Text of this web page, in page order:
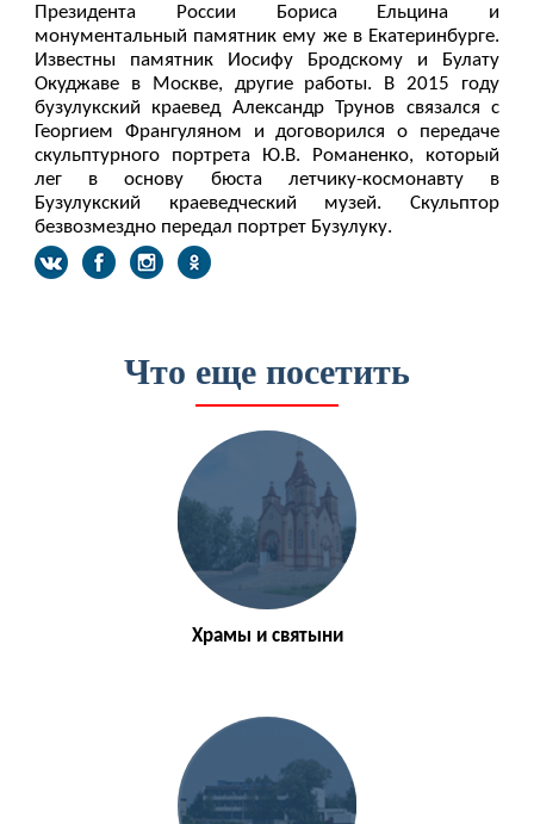
Президента России Бориса Ельцина и
монументальный памятник ему же в Екатеринбурге.
Известны памятник Иосифу Бродскому и Булату
Окуджаве в Москве, другие работы. В 2015 году
бузулукский краевед Александр Трунов связался с
Георгием Франгуляном и договорился о передаче
скульптурного портрета Ю.В. Романенко, который
лег в основу бюста летчику-космонавту в
Бузулукский краеведческий музей. Скульптор
безвозмездно передал портрет Бузулуку.
Что еще посетить
Храмы и святыни